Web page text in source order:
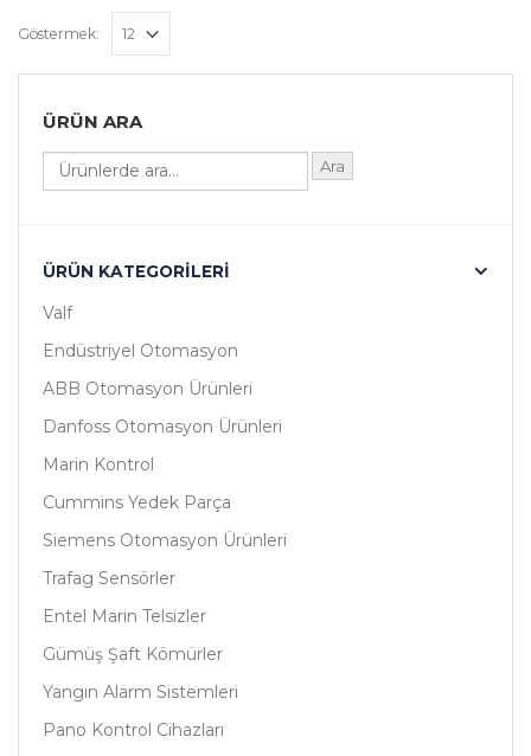
Göstermek:
ÜRÜN ARA
Ara
ÜRÜN KATEGORILERI
Valf
Endüstriyel Otomasyon
ABB Otomasyon Ürünleri
Danfoss Otomasyon Ürünleri
Marin Kontrol
Cummins Yedek Parça
Siemens Otomasyon Ürünleri
Trafag Sensörler
Entel Marin Telsizler
Gümüş Şaft Kömürler
Yangın Alarm Sistemleri
Pano Kontrol Cihazları